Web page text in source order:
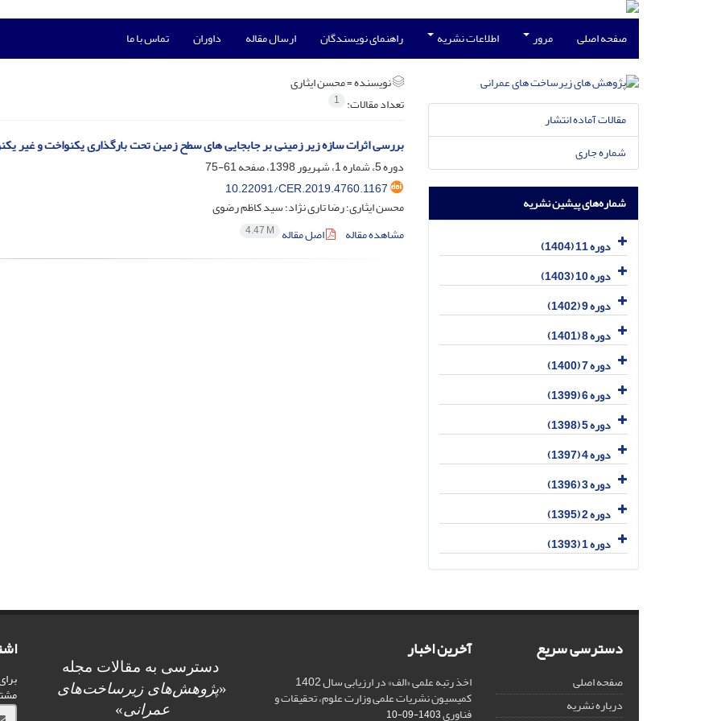
صفحه اصلی مرور اطلاعات نشریه راهنمای نویسندگان ارسال مقاله داوران تماس با ما
نویسنده =محسن ایثاری
تعداد مقالات: 1
بررسی اثرات سازه زیر زمینی بر جابجایی های سطح زمین تحت بارگذاری یکنواخت و غیر
دوره 5، شماره 1، شهریور 1398، صفحه
61-75
10.22091/CER.2019.4760.1167
محسن ایثاری؛ رضا تاری نژاد؛ سید کاظم رضوی
مشاهده مقاله
اصل مقاله 4.47 M
مقالات آماده انتشار
شماره جاری
شماره‌های پیشین نشریه
دوره 11 (1404)
دوره 10 (1403)
دوره 9 (1402)
دوره 8 (1401)
دوره 7 (1400)
دوره 6 (1399)
دوره 5 (1398)
دوره 4 (1397)
دوره 3 (1396)
دوره 2 (1395)
دوره 1 (1393)
دسترسی سریع
صفحه اصلی
درباره نشریه
آخرین اخبار
اخذ رتبه علمی «الف» در ارزیابی سال 1402
کمیسیون نشریات علمی وزارت علوم، تحقیقات و
فناوری1403-09-10
دسترسی به مقالات مجله
«پژوهش‌های زیرساخت‌های
عمرانی»